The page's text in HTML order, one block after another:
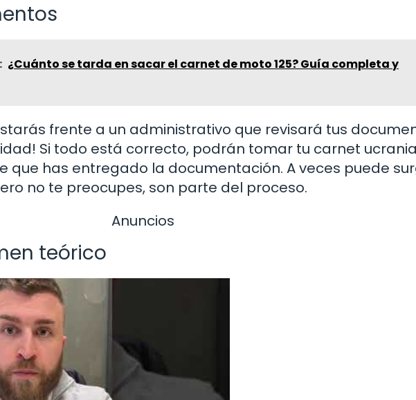
¿Cuánto se tarda en sacar el carnet de moto 125? Guía completa y
frente a un administrativo que revisará tus
Si todo está correcto, podrán tomar tu carnet
que has entregado la documentación. A veces puede
no te preocupes, son parte del proceso.
Anuncios
teórico